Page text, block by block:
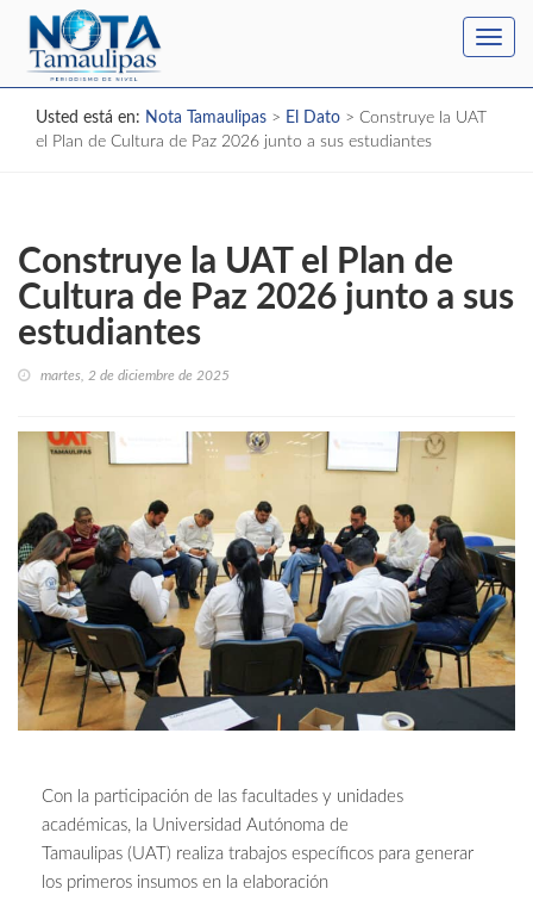
Usted está en: Nota Tamaulipas > El Dato > Construye la UAT
el Plan de Cultura de Paz 2026 junto a sus estudiantes
Construye la UAT el Plan de
Cultura de Paz 2026 junto a sus
estudiantes
martes, 2 de diciembre de 2025
Con la participación de las facultades y unidades
académicas, la Universidad Autónoma de
Tamaulipas (UAT) realiza trabajos específicos para generar
los primeros insumos en la elaboración